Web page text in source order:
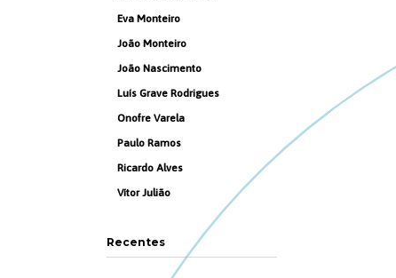
Eva Monteiro
João Monteiro
João Nascimento
Luís Grave Rodrigues
Onofre Varela
Paulo Ramos
Ricardo Alves
Vítor Julião
Recentes